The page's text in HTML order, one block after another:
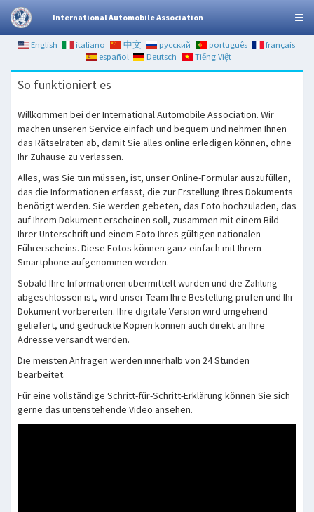
International Automobile Association
English italiano 中文 русский português
français
español
Deutsch Tiếng Việt
So funktioniert es
Willkommen bei der International Automobile Association. Wir
machen unseren Service einfach und bequem und nehmen Ihnen
das Rätselraten ab, damit Sie alles online erledigen können, ohne
Ihr Zuhause zu verlassen.
Alles, was Sie tun müssen, ist, unser Online-Formular auszufüllen,
das die Informationen erfasst, die zur Erstellung Ihres Dokuments
benötigt werden. Sie werden gebeten, das Foto hochzuladen, das
auf Ihrem Dokument erscheinen soll, zusammen mit einem Bild
Ihrer Unterschrift und einem Foto Ihres gültigen nationalen
Führerscheins. Diese Fotos können ganz einfach mit Ihrem
Smartphone aufgenommen werden.
Sobald Ihre Informationen übermittelt wurden und die Zahlung
abgeschlossen ist, wird unser Team Ihre Bestellung prüfen und Ihr
Dokument vorbereiten. Ihre digitale Version wird umgehend
geliefert, und gedruckte Kopien können auch direkt an Ihre
Adresse versandt werden.
Die meisten Anfragen werden innerhalb von 24 Stunden
bearbeitet.
Für eine vollständige Schritt-für-Schritt-Erklärung können Sie sich
gerne das untenstehende Video ansehen.